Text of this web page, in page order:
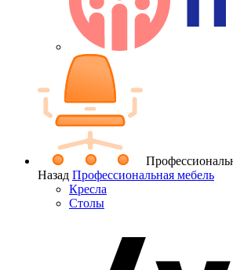
Назад Профессиональная мебель
Кресла
Столы